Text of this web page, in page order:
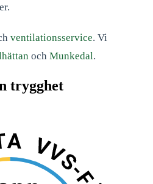
ventilationsservice. Vi
och Munkedal.
trygghet